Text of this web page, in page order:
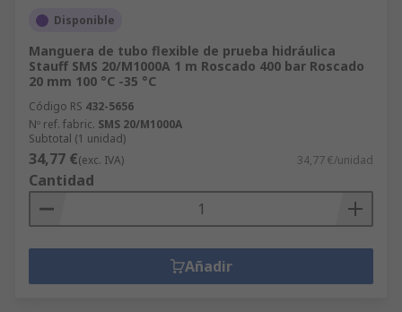
Disponible
Manguera de tubo flexible de prueba hidráulica
Stauff SMS 20/M1000A 1 m Roscado 400 bar Roscado
20 mm 100 °C -35 °C
Código RS 432-5656
Nº ref. fabric. SMS 20/M1000A
Subtotal (1 unidad)
34,77 €(exc. IVA) 34,77 €/unidad
Cantidad
Añadir